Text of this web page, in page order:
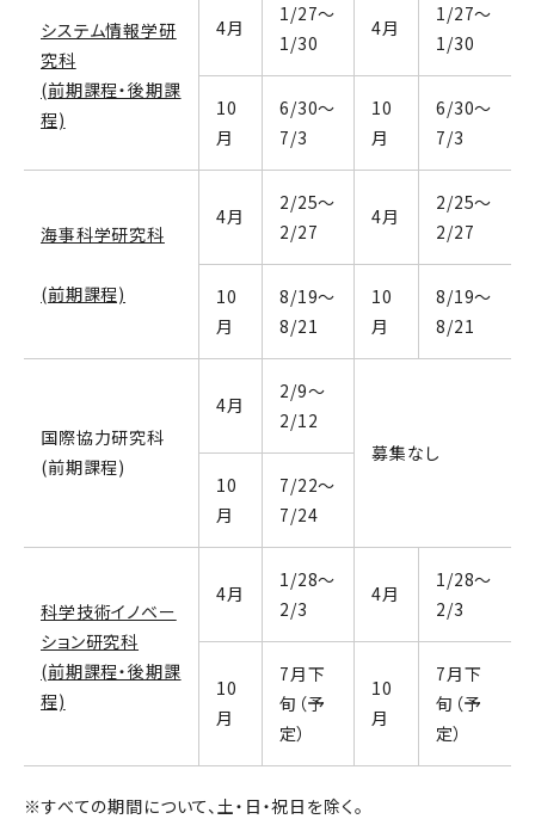
システム情報学研
究科
(前期課程・後期課
程)
4月
1/27～
1/30
4月
1/27～
1/30
10
月
6/30～
7/3
10
月
6/30～
7/3
海事科学研究科
(前期課程)
4月
2/25～
2/27
4月
2/25～
2/27
10
月
8/19～
8/21
10
月
8/19～
8/21
国際協力研究科
(前期課程)
4月
2/9～
2/12
募集なし
10
月
7/22～
7/24
科学技術イノベー
ション研究科
(前期課程・後期課
程)
4月
1/28～
2/3
4月
1/28～
2/3
10
月
7月下
旬（予
定）
10
月
7月下
旬（予
定）
※すべての期間について、土・日・祝日を除く。